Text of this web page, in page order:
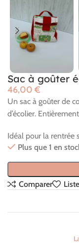
Sac à goûter
€
Un sac à goûter de
d’écolier.
Idéal pour la rentrée
Plus que 1 en
Comparer